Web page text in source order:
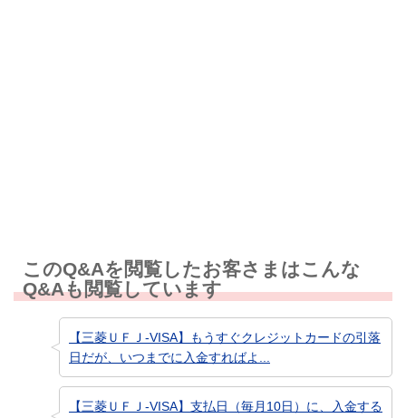
このQ&Aを閲覧したお客さまはこんな
Q&Aも閲覧しています
【三菱ＵＦＪ-VISA】もうすぐクレジットカードの引落
日だが、いつまでに入金すればよ...
【三菱ＵＦＪ-VISA】支払日（毎月10日）に、入金する